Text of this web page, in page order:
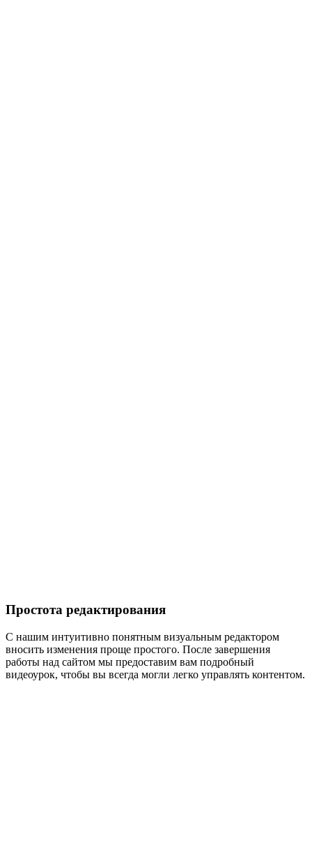
Простота редактирования
С нашим интуитивно понятным визуальным редактором
вносить изменения проще простого. После завершения
работы над сайтом мы предоставим вам подробный
видеоурок, чтобы вы всегда могли легко управлять контентом.